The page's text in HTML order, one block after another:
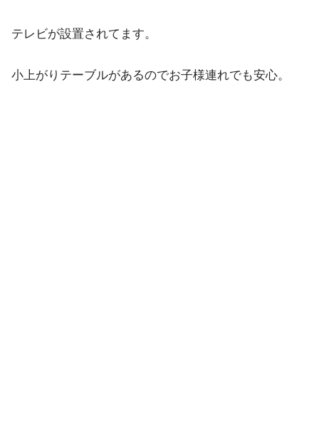
テレビが設置されてます。
小上がりテーブルがあるのでお子様連れでも安心。